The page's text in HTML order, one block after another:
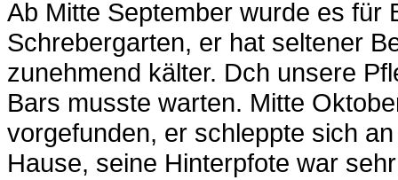
Ab Mitte September wurde es für
Schrebergarten, er hat seltener
zunehmend kälter. Dch unsere
Bars musste warten. Mitte
vorgefunden, er schleppte sich
Hause, seine Hinterpfote war